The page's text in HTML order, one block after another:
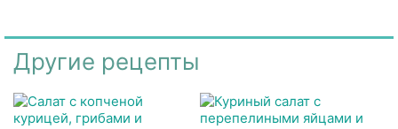
Другие рецепты